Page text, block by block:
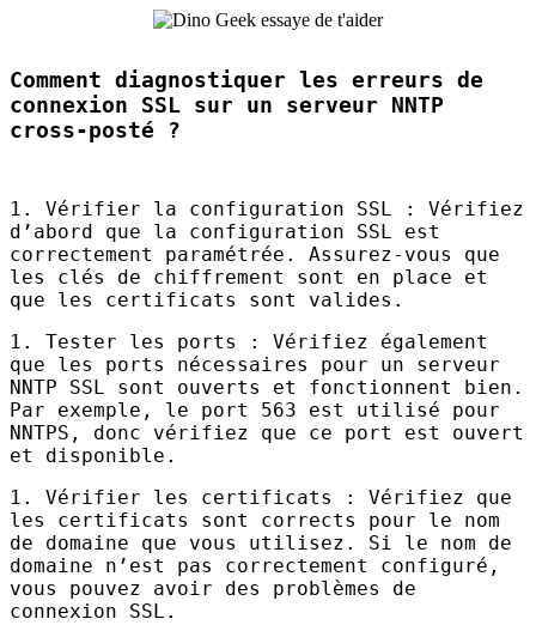
Comment diagnostiquer les erreurs de
connexion SSL sur un serveur NNTP
cross-posté ?
1. Vérifier la configuration SSL : Vérifiez
d’abord que la configuration SSL est
correctement paramétrée. Assurez-vous que
les clés de chiffrement sont en place et
que les certificats sont valides.
1. Tester les ports : Vérifiez également
que les ports nécessaires pour un serveur
NNTP
SSL sont ouverts et fonctionnent bien.
Par exemple, le port 563 est utilisé pour
NNTPS , donc vérifiez que ce port est ouvert
et disponible.
1. Vérifier les certificats : Vérifiez que
les certificats sont corrects pour le nom
de domaine que vous utilisez. Si le nom de
domaine n’est pas correctement configuré,
vous pouvez avoir des problèmes de
connexion SSL .